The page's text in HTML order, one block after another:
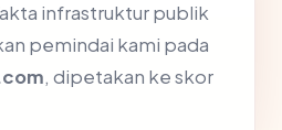
infrastruktur publik
pemindai kami pada
, dipetakan ke skor